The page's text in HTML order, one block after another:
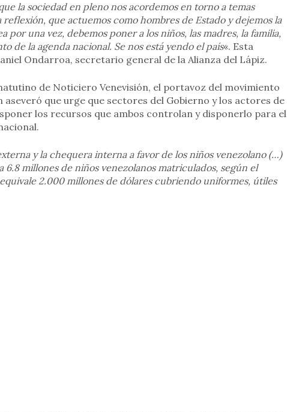
la sociedad en pleno nos acordemos en torno a temas
que actuemos como hombres de Estado y dejemos la
por una vez, debemos poner a los niños, las madres, la familia,
de la agenda nacional. Se nos está yendo el país«. Esta
Ondarroa, secretario general de la Alianza del Lápiz.
de Noticiero Venevisión, el portavoz del movimiento
aseveró que urge que sectores del Gobierno y los actores de
los recursos que ambos controlan y disponerlo para el
y la chequera interna a favor de los niños venezolano (…)
6.8 millones de niños venezolanos matriculados, según el
2.000 millones de dólares cubriendo uniformes, útiles